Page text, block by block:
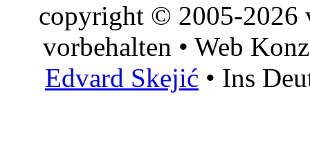
copyright © 2005-2026
vorbehalten • Web
Edvard Skejić • Ins